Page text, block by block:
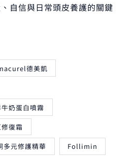
自信與日常頭皮養護的關鍵
德美凱
奶蛋白噴霧
復霜
元修護精華 Follimin